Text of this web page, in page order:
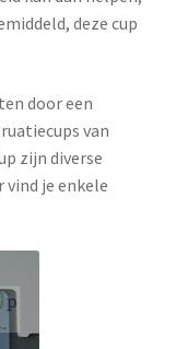
deze cup
door een
van
zijn diverse
vind je enkele